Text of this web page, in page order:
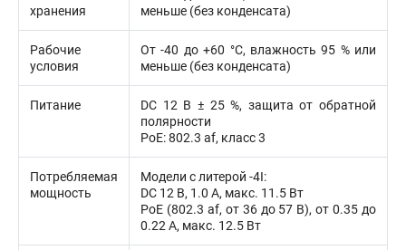
хранения
меньше (без конденсата)
Рабочие
условия
От -40 до +60 °C, влажность 95 % или
меньше (без конденсата)
Питание
DC 12 В ± 25 %, защита от обратной
полярности
PoE: 802.3 af, класс 3
Потребляемая
мощность
Модели с литерой -4I:
DC 12 В, 1.0 А, макс. 11.5 Вт
PoE (802.3 af, от 36 до 57 В), от 0.35 до
0.22 A, макс. 12.5 Вт